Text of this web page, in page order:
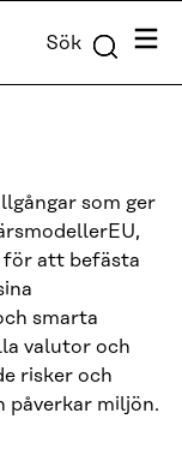
Sök Meny
som ger
för att befästa
smarta
valutor och
risker och
påverkar miljön.